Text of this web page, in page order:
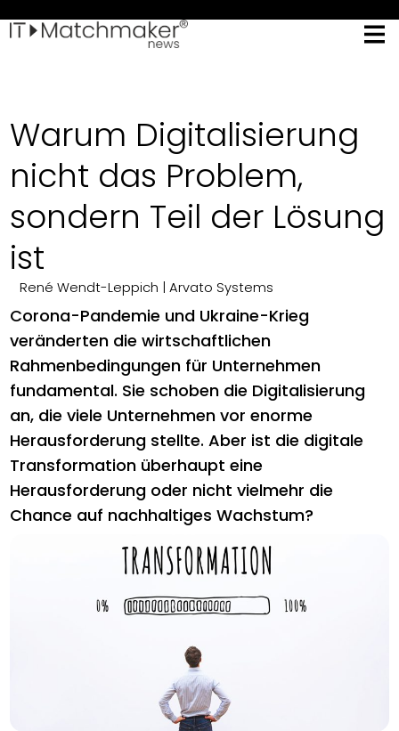
Warum Digitalisierung
nicht das Problem,
sondern Teil der Lösung
ist
René Wendt-Leppich | Arvato Systems
Corona-Pandemie und Ukraine-Krieg
veränderten die wirtschaftlichen
Rahmenbedingungen für Unternehmen
fundamental. Sie schoben die Digitalisierung
an, die viele Unternehmen vor enorme
Herausforderung stellte. Aber ist die digitale
Transformation überhaupt eine
Herausforderung oder nicht vielmehr die
Chance auf nachhaltiges Wachstum?